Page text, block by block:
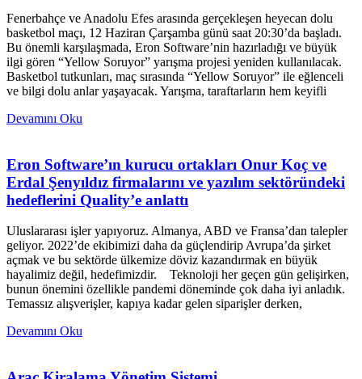
Fenerbahçe ve Anadolu Efes arasında gerçekleşen heyecan dolu
basketbol maçı, 12 Haziran Çarşamba günü saat 20:30’da başladı.
Bu önemli karşılaşmada, Eron Software’nin hazırladığı ve büyük
ilgi gören “Yellow Soruyor” yarışma projesi yeniden kullanılacak.
Basketbol tutkunları, maç sırasında “Yellow Soruyor” ile eğlenceli
ve bilgi dolu anlar yaşayacak. Yarışma, taraftarların hem keyifli
Devamını Oku
Eron Software’ın kurucu ortakları Onur Koç ve
Erdal Şenyıldız firmalarını ve yazılım sektöründeki
hedeflerini Quality’e anlattı
Uluslararası işler yapıyoruz. Almanya, ABD ve Fransa’dan talepler
geliyor. 2022’de ekibimizi daha da güçlendirip Avrupa’da şirket
açmak ve bu sektörde ülkemize döviz kazandırmak en büyük
hayalimiz değil, hedefimizdir. Teknoloji her geçen gün gelişirken,
bunun önemini özellikle pandemi döneminde çok daha iyi anladık.
Temassız alışverişler, kapıya kadar gelen siparişler derken,
Devamını Oku